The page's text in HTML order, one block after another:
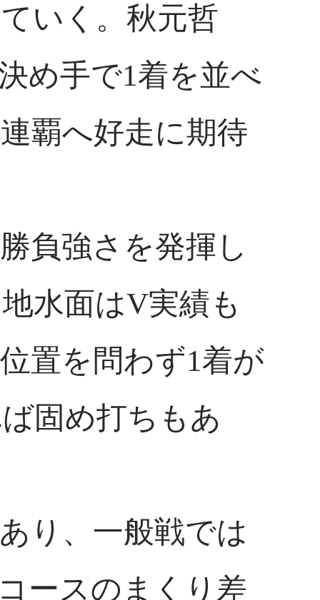
いく。秋元哲
め手で1着を並べ
覇へ好走に期待
負強さを発揮し
水面はV実績も
置を問わず1着が
固め打ちもあ
り、一般戦では
ースのまくり差